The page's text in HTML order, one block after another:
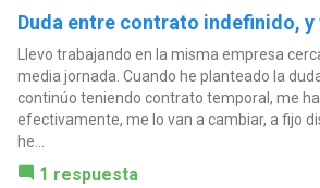
Duda entre contrato indefinido,
Llevo trabajando en la misma empresa
media jornada. Cuando he planteado la
continúo teniendo contrato temporal, me
efectivamente, me lo van a cambiar, a fijo
he...
1 respuesta